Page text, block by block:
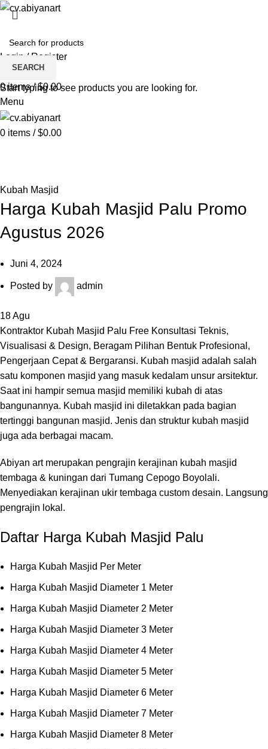
INSTAGRAM ABIYAN ART
Login / Register
Wishlist
0items / $0.00
Menu
0 items / $0.00
Kubah Masjid
Harga Kubah Masjid Palu Promo
Agustus 2026
Juni 4, 2024
Posted by admin
18Agu
Kontraktor Kubah Masjid Palu Free Konsultasi Teknis,
Visualisasi & Design, Beragam Pilihan Bentuk Profesional,
Pengerjaan Cepat & Bergaransi. Kubah masjid adalah salah
satu komponen masjid yang masuk kedalam unsur arsitektur.
Saat ini hampir semua masjid memiliki kubah di atas
bangunannya. Kubah masjid ini diletakkan pada bagian
tertinggi bangunan masjid. Jenis dan struktur kubah masjid
juga ada berbagai macam.
Abiyan art merupakan pengrajin kerajinan kubah masjid
tembaga & kuningan dari Tumang Cepogo Boyolali.
Menyediakan kerajinan ukir tembaga custom desain. Langsung
pengrajin lokal.
Daftar Harga Kubah Masjid Palu
Harga Kubah Masjid Per Meter
Harga Kubah Masjid Diameter 1 Meter
Harga Kubah Masjid Diameter 2 Meter
Harga Kubah Masjid Diameter 3 Meter
Harga Kubah Masjid Diameter 4 Meter
Harga Kubah Masjid Diameter 5 Meter
Harga Kubah Masjid Diameter 6 Meter
Harga Kubah Masjid Diameter 7 Meter
Harga Kubah Masjid Diameter 8 Meter
SEARCH
Start typing to see products you are looking for.